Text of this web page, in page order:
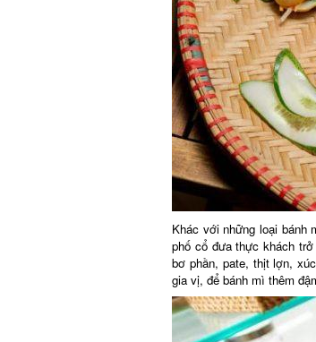
Khác với những loại bánh
phố cổ đưa thực khách trở
bơ phần, pate, thịt lợn,
gia vị, để bánh mì thêm